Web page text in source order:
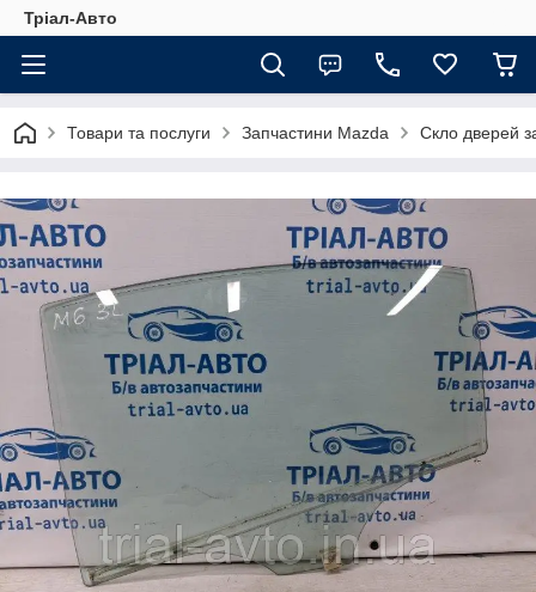
Тріал-Авто
Товари та послуги Запчастини Mazda Скло дверей